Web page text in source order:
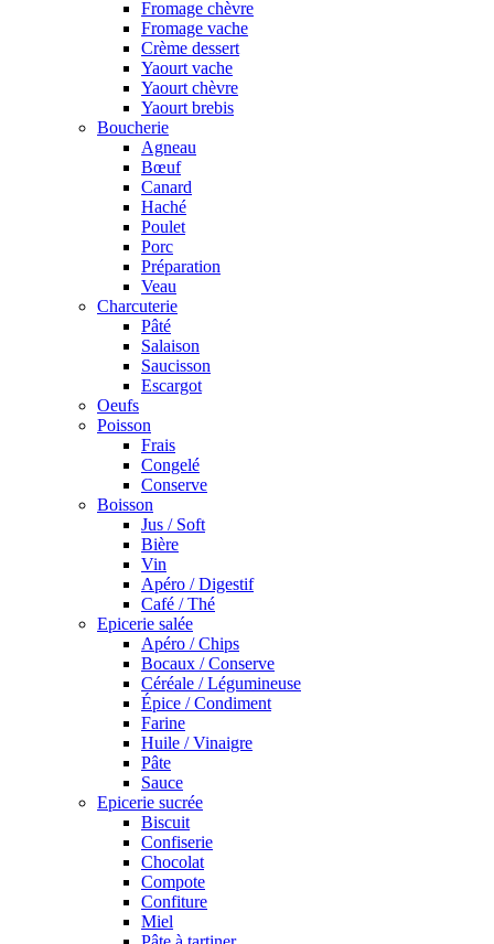
Fromage chèvre
Fromage vache
Crème dessert
Yaourt vache
Yaourt chèvre
Yaourt brebis
Boucherie
Agneau
Bœuf
Canard
Haché
Poulet
Porc
Préparation
Veau
Charcuterie
Pâté
Salaison
Saucisson
Escargot
Oeufs
Poisson
Frais
Congelé
Conserve
Boisson
Jus / Soft
Bière
Vin
Apéro / Digestif
Café / Thé
Epicerie salée
Apéro / Chips
Bocaux / Conserve
Céréale / Légumineuse
Épice / Condiment
Farine
Huile / Vinaigre
Pâte
Sauce
Epicerie sucrée
Biscuit
Confiserie
Chocolat
Compote
Confiture
Miel